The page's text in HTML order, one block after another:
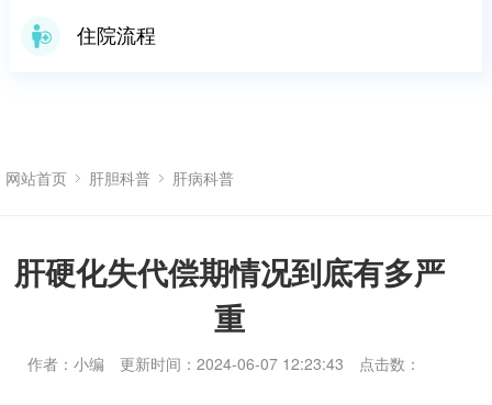
住院流程
网站首页 肝胆科普 肝病科普
肝硬化失代偿期情况到底有多严
重
作者：小编 更新时间：2024-06-07 12:23:43 点击数：